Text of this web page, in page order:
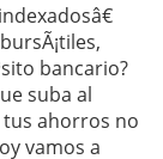
bancario?
suba al
ahorros no
vamos a